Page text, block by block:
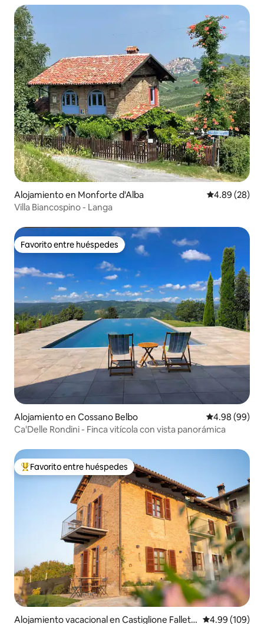
Alojamiento en Monforte d'Alba Calificación
4.89 (28)
Villa Biancospino - Langa
Favorito entre huéspedes
Favorito entre huéspedes
Alojamiento en Cossano Belbo Calificación
4.98 (99)
Ca'Delle Rondini - Finca vitícola con vista panorámica
Favorito entre huéspedes preferido
Favorito entre huéspedes
Alojamiento vacacional en Castiglione Fallett Calificación
4.99 (109)